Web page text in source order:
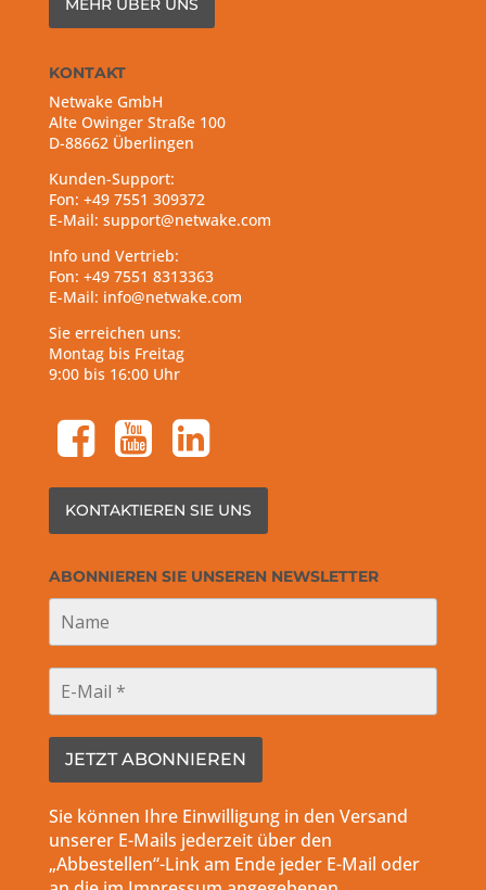
MEHR ÜBER UNS
KONTAKT
Netwake GmbH
Alte Owinger Straße 100
D-88662 Überlingen
Kunden-Support:
Fon: +49 7551 309372
E-Mail: support@netwake.com
Info und Vertrieb:
Fon: +49 7551 8313363
E-Mail: info@netwake.com
Sie erreichen uns:
Montag bis Freitag
9:00 bis 16:00 Uhr
facebook-square
youtube-square linkedin-square
KONTAKTIEREN SIE UNS
ABONNIEREN SIE UNSEREN NEWSLETTER
Sie können Ihre Einwilligung in den Versand
unserer E-Mails jederzeit über den
„Abbestellen“-Link am Ende jeder E-Mail oder